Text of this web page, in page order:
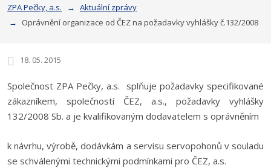
ZPA Pečky, a.s.
Aktuální zprávy
Oprávnění organizace od ČEZ na požadavky vyhlášky č.132/2008
18. 05. 2015
Společnost ZPA Pečky, a.s. splňuje požadavky specifikované
zákazníkem, společností ČEZ, a.s., požadavky vyhlášky
132/2008 Sb. a je kvalifikovaným dodavatelem s oprávněním
k návrhu, výrobě, dodávkám a servisu servopohonů v souladu
se schválenými technickými podmínkami pro ČEZ, a.s.